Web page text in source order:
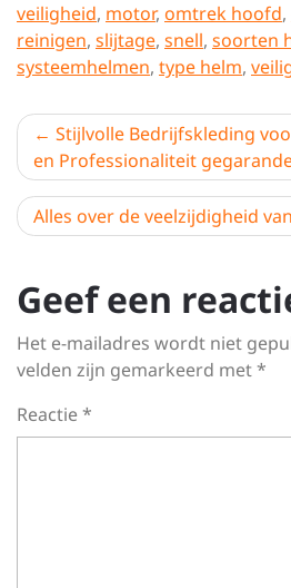
veiligheid, motor, omtrek hoofd,
reinigen, slijtage, snell, soorten
systeemhelmen, type helm,
Stijlvolle Bedrijfskleding
en Professionaliteit
Alles over de veelzijdigheid
Geef een
Het e-mailadres wordt niet
velden zijn gemarkeerd met*
Reactie*